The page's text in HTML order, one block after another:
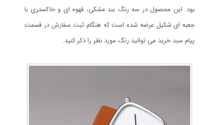
بود. این محصول در سه رنگ بند مشکی، قهوه ای و خاکستری با
جعبه ای شکیل عرضه شده است که هنگام ثبت سفارش در قسمت
پیام سبد خرید می توانید رنگ مورد نظر را ذکر کنید.